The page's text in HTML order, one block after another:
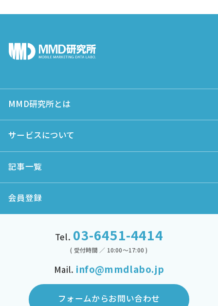
MMD研究所とは
サービスについて
記事一覧
会員登録
Tel. 03-6451-4414
( 受付時間 ／ 10:00～17:00 )
Mail. info@mmdlabo.jp
フォームからお問い合わせ